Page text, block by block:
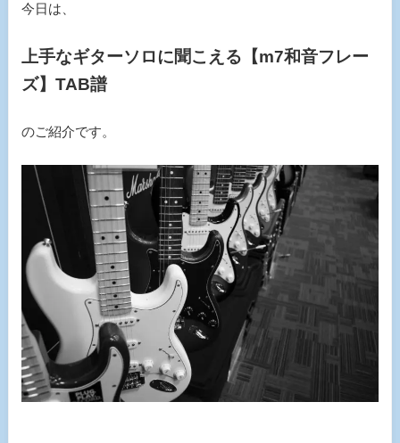
今日は、
上手なギターソロに聞こえる【m7和音フレー
ズ】TAB譜
のご紹介です。